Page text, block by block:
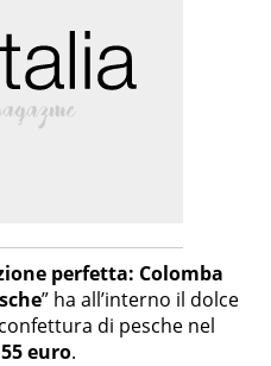
perfetta: Colomba
” ha all’interno il dolce
di pesche nel
55 euro.